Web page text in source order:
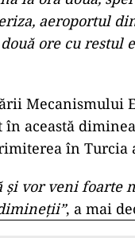
ad
dar acum
tone de